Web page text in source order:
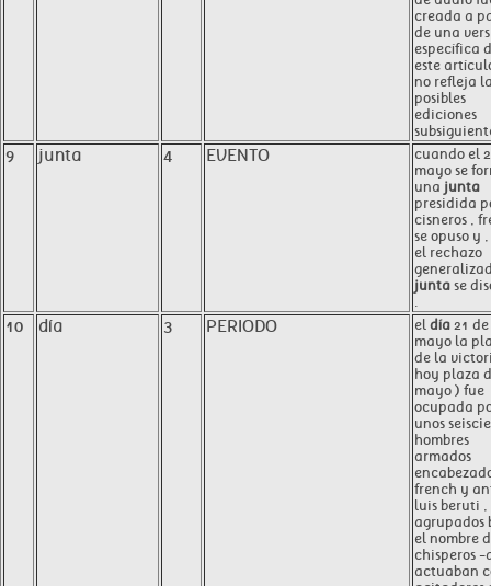
creada a
de una
específica
este
no refleja
posibles
ediciones
9 junta 4 EVENTO
cuando el
mayo se
una junta
presidida
cisneros ,
se opuso y
el rechazo
junta se
.
10 día 3 PERIODO el día 21 de
mayo la
de la
hoy plaza
mayo ) fue
ocupada
unos
hombres
armados
french y
luis beruti ,
agrupados
el nombre
chisperos -
actuaban